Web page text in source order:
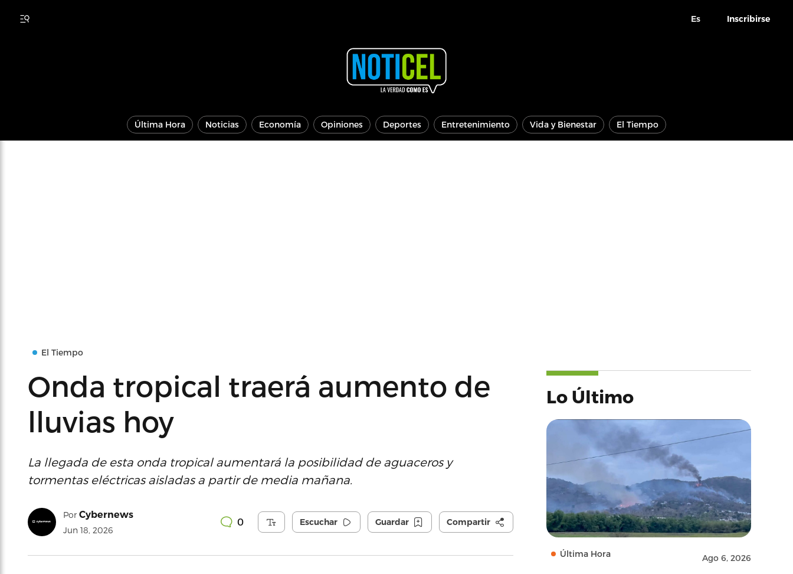
Es Inscribirse
Última Hora Noticias Economía Opiniones Deportes Entretenimiento Vida y Bienestar El Tiempo
El Tiempo
Onda tropical traerá aumento de
lluvias hoy
La llegada de esta onda tropical aumentará la posibilidad de aguaceros y
tormentas eléctricas aisladas a partir de media mañana.
Por Cybernews
Jun 18, 2026
0 Escuchar Guardar Compartir
Lo Último
Última Hora Ago 6, 2026